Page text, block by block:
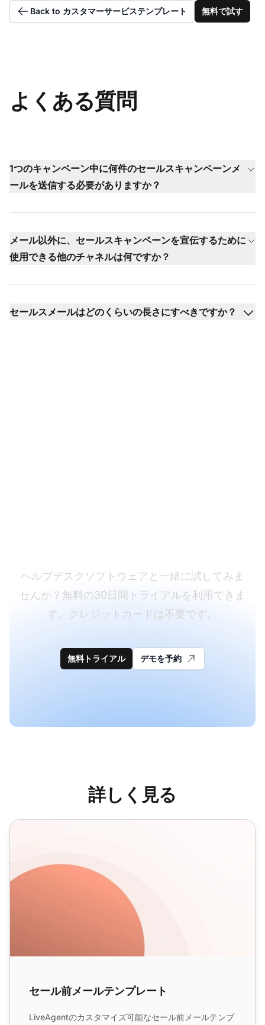
Back to カスタマーサービステンプレート 無料で試す
よくある質問
1つのキャンペーン中に何件のセールスキャンペーンメ
ールを送信する必要がありますか？
メール以外に、セールスキャンペーンを宣伝するために
使用できる他のチャネルは何ですか？
セールスメールはどのくらいの長さにすべきですか？
ヘルプデスクソフトウェアと一緒に試してみま
せんか？無料の30日間トライアルを利用できま
す。クレジットカードは不要です。
無料トライアル デモを予約
詳しく見る
セール前メールテンプレート
セール前メールテンプレート
LiveAgentのカスタマイズ可能なセール前メールテンプ